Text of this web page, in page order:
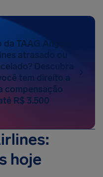
da TAAG Angola
atrasado ou
Descubra
tem direito a
compensação
R$ 3.500
hoje